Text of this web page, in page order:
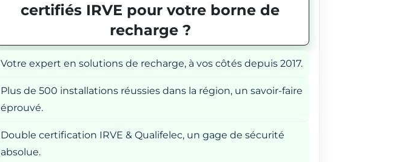
certifiés IRVE pour votre borne de
recharge ?
Votre expert en solutions de recharge, à vos côtés depuis 2017.
Plus de 500 installations réussies dans la région, un savoir-faire
éprouvé.
Double certification IRVE & Qualifelec, un gage de sécurité
absolue.